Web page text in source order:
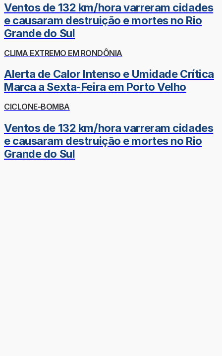
Ventos de 132 km/hora varreram cidades
e causaram destruição e mortes no Rio
Grande do Sul
CLIMA EXTREMO EM RONDÔNIA
Alerta de Calor Intenso e Umidade Crítica
Marca a Sexta-Feira em Porto Velho
CICLONE-BOMBA
Ventos de 132 km/hora varreram cidades
e causaram destruição e mortes no Rio
Grande do Sul